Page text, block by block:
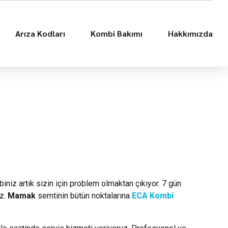
Arıza Kodları Kombi Bakımı Hakkımızda
artık sizin için problem olmaktan çıkıyor. 7 gün
Mamak semtinin bütün noktalarına ECA Kombi